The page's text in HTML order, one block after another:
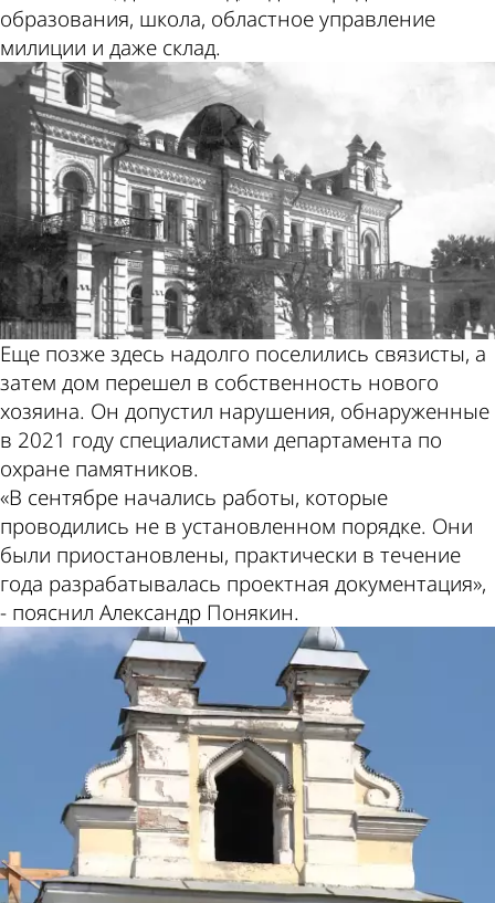
образования, школа, областное управление
милиции и даже склад.
Еще позже здесь надолго поселились связисты, а
затем дом перешел в собственность нового
хозяина. Он допустил нарушения, обнаруженные
в 2021 году специалистами департамента по
охране памятников.
«В сентябре начались работы, которые
проводились не в установленном порядке. Они
были приостановлены, практически в течение
года разрабатывалась проектная документация»,
- пояснил Александр Понякин.